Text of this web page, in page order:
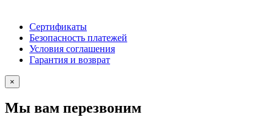
Сертификаты
Безопасность платежей
Условия соглашения
Гарантия и возврат
×
Мы вам перезвоним